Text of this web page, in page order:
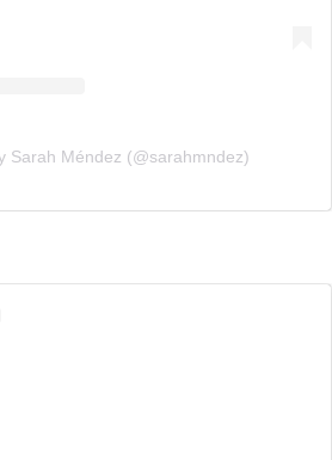
Sarah Méndez (@sarahmndez)